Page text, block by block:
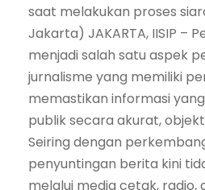
saat melakukan proses
Jakarta) JAKARTA, IISIP –
menjadi salah satu aspek
jurnalisme yang memiliki
memastikan informasi
publik secara akurat,
Seiring dengan
penyuntingan berita kini
melalui media cetak, radio,